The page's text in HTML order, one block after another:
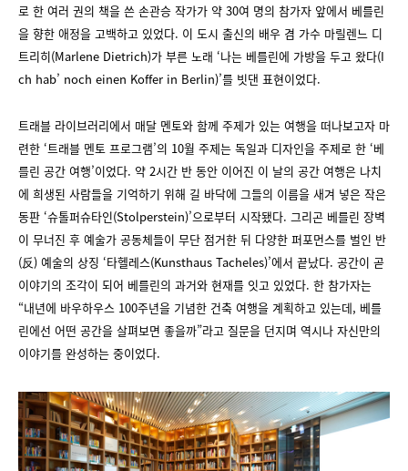
로 한 여러 권의 책을 쓴 손관승 작가가 약 30여 명의 참가자 앞에서 베를린
을 향한 애정을 고백하고 있었다. 이 도시 출신의 배우 겸 가수 마릴렌느 디
트리히(Marlene Dietrich)가 부른 노래 ‘나는 베를린에 가방을 두고 왔다(I
ch hab’ noch einen Koffer in Berlin)’를 빗댄 표현이었다.
트래블 라이브러리에서 매달 멘토와 함께 주제가 있는 여행을 떠나보고자 마
련한 ‘트래블 멘토 프로그램’의 10월 주제는 독일과 디자인을 주제로 한 ‘베
를린 공간 여행’이었다. 약 2시간 반 동안 이어진 이 날의 공간 여행은 나치
에 희생된 사람들을 기억하기 위해 길 바닥에 그들의 이름을 새겨 넣은 작은
동판 ‘슈톨퍼슈타인(Stolperstein)’으로부터 시작됐다. 그리곤 베를린 장벽
이 무너진 후 예술가 공동체들이 무단 점거한 뒤 다양한 퍼포먼스를 벌인 반
(反) 예술의 상징 ‘타헬레스(Kunsthaus Tacheles)’에서 끝났다. 공간이 곧
이야기의 조각이 되어 베를린의 과거와 현재를 잇고 있었다. 한 참가자는
“내년에 바우하우스 100주년을 기념한 건축 여행을 계획하고 있는데, 베를
린에선 어떤 공간을 살펴보면 좋을까”라고 질문을 던지며 역시나 자신만의
이야기를 완성하는 중이었다.